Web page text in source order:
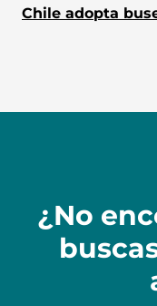
Chile adopta
¿No